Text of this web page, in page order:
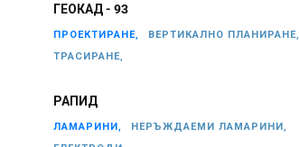
ГЕОКАД - 93
ПРОЕКТИРАНЕ,
ВЕРТИКАЛНО ПЛАНИРАНЕ,
ТРАСИРАНЕ,
РАПИД
ЛАМАРИНИ,
НЕРЪЖДАЕМИ ЛАМАРИНИ,